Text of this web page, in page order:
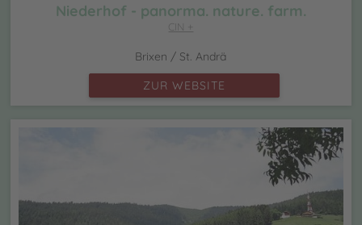
Niederhof - panorma. nature. farm.
CIN +
Brixen / St. Andrä
ZUR WEBSITE